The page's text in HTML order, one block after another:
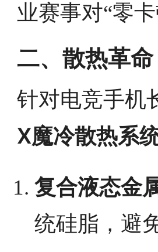
业赛事对“零
二、散热革
针对电竞手机
X魔冷散热系
复合液态金
统硅脂，避